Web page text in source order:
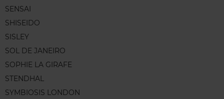
SENSAI
SHISEIDO
SISLEY
SOL DE JANEIRO
SOPHIE LA GIRAFE
STENDHAL
SYMBIOSIS LONDON